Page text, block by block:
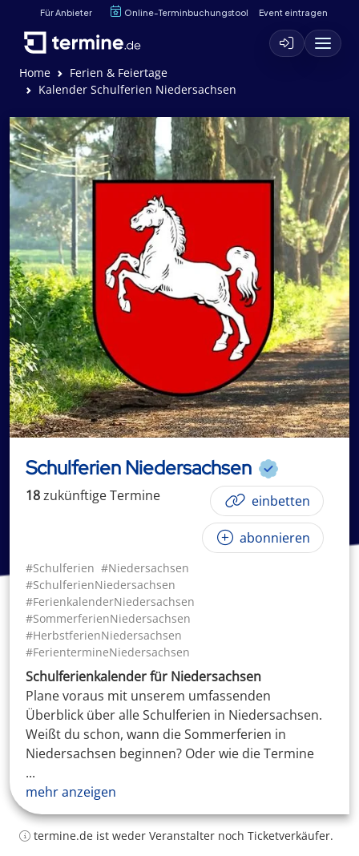
Für Anbieter Online-Terminbuchungstool Event eintragen
Home
Ferien & Feiertage
Kalender Schulferien Niedersachsen
Schulferien Niedersachsen
18zukünftigeTermine einbetten
abonnieren
#Schulferien #Niedersachsen
#SchulferienNiedersachsen
#FerienkalenderNiedersachsen
#SommerferienNiedersachsen
#HerbstferienNiedersachsen
#FerientermineNiedersachsen
Schulferienkalender für Niedersachsen
Plane voraus mit unserem umfassenden
Überblick über alle Schulferien in Niedersachsen.
Weißt du schon, wann die Sommerferien in
Niedersachsen beginnen? Oder wie die Termine
...
mehr anzeigen
termine.de ist weder Veranstalter noch Ticketverkäufer.